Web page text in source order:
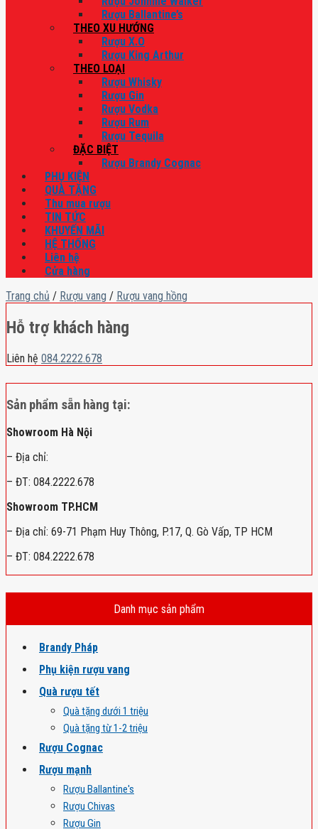
Rượu Ballantine’s
THEO XU HƯỚNG
Rượu X.O
Rượu King Arthur
THEO LOẠI
Rượu Whisky
Rượu Gin
Rượu Vodka
Rượu Rum
Rượu Tequila
ĐẶC BIỆT
Rượu Brandy Cognac
PHỤ KIỆN
QUÀ TẶNG
Thu mua rượu
TIN TỨC
KHUYẾN MÃI
HỆ THỐNG
Liên hệ
Cửa hàng
Trang chủ / Rượu vang / Rượu vang hồng
Hỗ trợ khách hàng
Liên hệ 084.2222.678
Sản phẩm sẵn hàng tại:
Showroom Hà Nội
– Địa chỉ:
– ĐT: 084.2222.678
Showroom TP.HCM
– Địa chỉ: 69-71 Phạm Huy Thông, P.17, Q. Gò Vấp, TP HCM
– ĐT: 084.2222.678
Danh mục sản phẩm
Brandy Pháp
Phụ kiện rượu vang
Quà rượu tết
Quà tặng dưới 1 triệu
Quà tặng từ 1-2 triệu
Rượu Cognac
Rượu mạnh
Rượu Ballantine's
Rượu Chivas
Rượu Gin